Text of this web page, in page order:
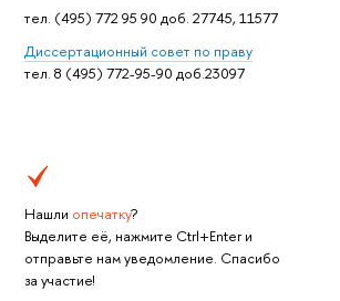
тел. (495) 772 95 90 доб. 27745, 11577
Дисcертационный совет по праву
тел. 8 (495) 772-95-90 доб.23097
Нашли опечатку?
Выделите её, нажмите Ctrl+Enter и
отправьте нам уведомление. Спасибо
за участие!